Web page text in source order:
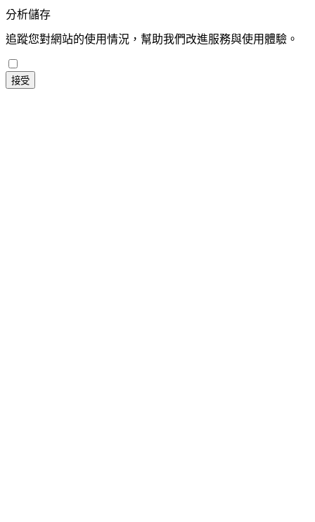
分析儲存
追蹤您對網站的使用情況，幫助我們改進服務與使用體驗。
接受